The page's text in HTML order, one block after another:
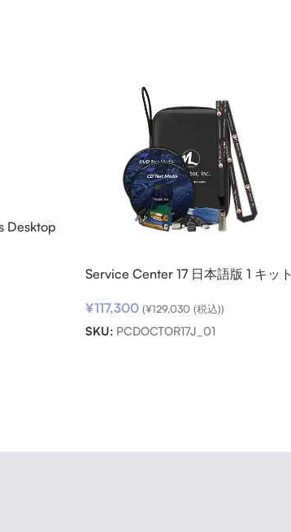
Desktop
Service Center 17 日本語版 1 キット
¥117,300 (¥129,030(税込))
SKU: PCDOCTOR17J_01